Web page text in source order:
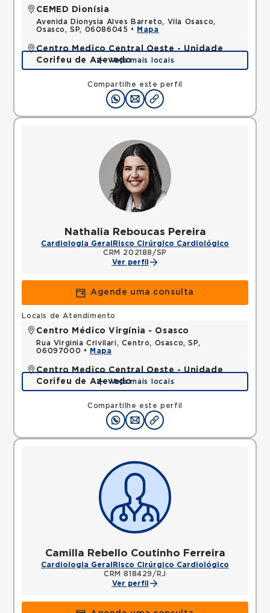
Compartilhe este perfil
CEMED Dionísia
Avenida Dionysia Alves Barreto, Vila Osasco,
Osasco, SP, 06086045 •
Mapa
Centro Medico Central Oeste - Unidade
Corifeu de Azevedo
Avenida Corifeu de Azevedo Marques, Centro,
Carapicuiba, SP, 06320090 •
Mapa
Veja mais locais
Nathalia Reboucas Pereira
Cardiologia Geral Risco Cirúrgico Cardiológico
CRM 202188/SP
Ver perfil
Agende uma consulta
Compartilhe este perfil
Locais de Atendimento
Centro Médico Virgínia - Osasco
Rua Virginia Crivilari, Centro, Osasco, SP,
06097000 •
Mapa
Centro Medico Central Oeste - Unidade
Corifeu de Azevedo
Avenida Corifeu de Azevedo Marques, Centro,
Carapicuiba, SP, 06320090 •
Mapa
Veja mais locais
Camilla Rebello Coutinho Ferreira
Cardiologia Geral Risco Cirúrgico Cardiológico
CRM 818429/RJ
Ver perfil